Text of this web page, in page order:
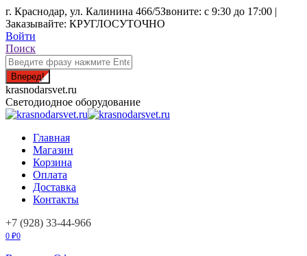
Перейти
к
содержанию
г. Краснодар, ул. Калинина 466/5Звоните: с 9:30 до 17:00 |
Заказывайте: КРУГЛОСУТОЧНО
Войти
Поиск:
Поиск
krasnodarsvet.ru
Светодиодное оборудование
Главная
Магазин
Корзина
Оплата
Доставка
Контакты
+7 (928) 33-44-966
0 ₽0